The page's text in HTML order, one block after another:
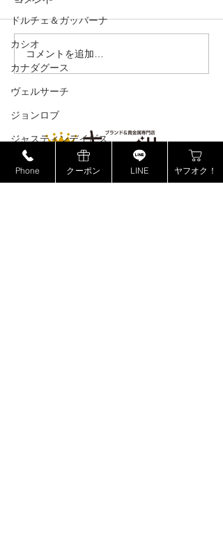
ドルチェ＆ガッバーナ
カシオ
カナダグース
ヴェルサーチ
ジョンロブ
ジャスティンデイビス
ボーム&メルシエ
BOSE
ドライビングシューズ ス
ウェード
コメントを追加…
Phone クーポン LINE ヤフオク！